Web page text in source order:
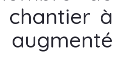
chantier à